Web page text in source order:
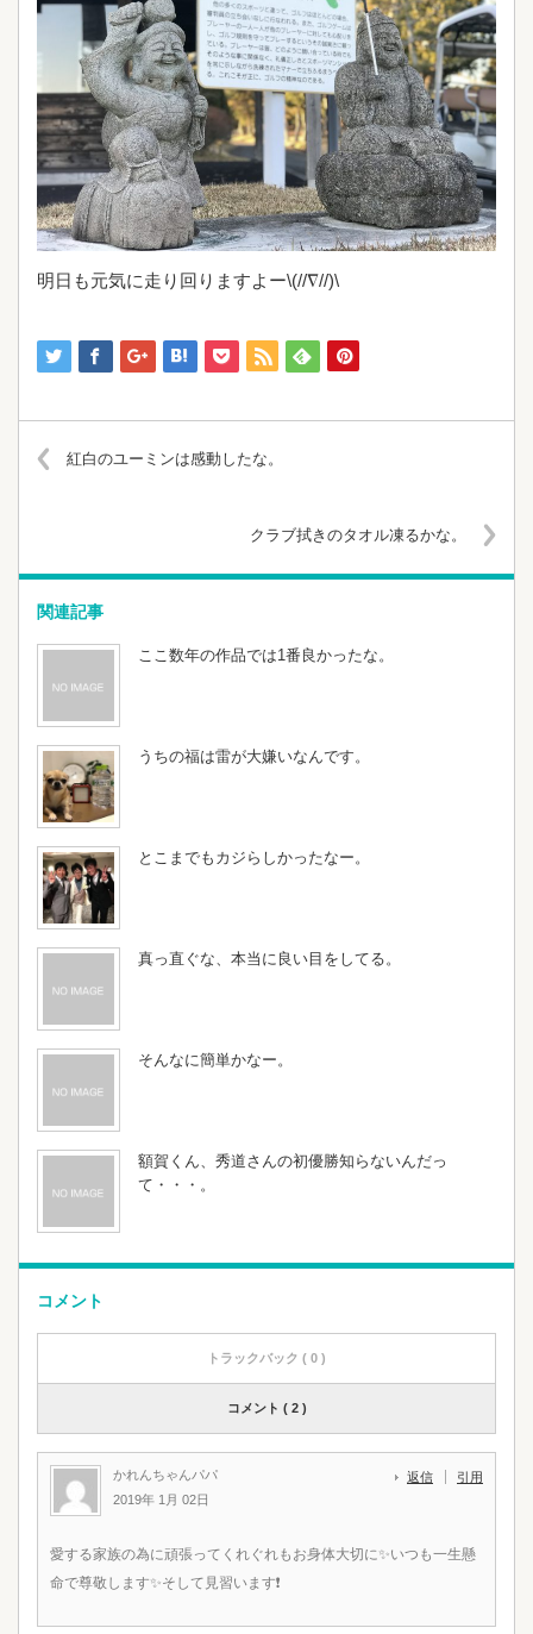
明日も元気に走り回りますよー\(//∇//)\
紅白のユーミンは感動したな。
クラブ拭きのタオル凍るかな。
関連記事
ここ数年の作品では1番良かったな。
うちの福は雷が大嫌いなんです。
とこまでもカジらしかったなー。
真っ直ぐな、本当に良い目をしてる。
そんなに簡単かなー。
額賀くん、秀道さんの初優勝知らないんだっ
て・・・。
コメント
トラックバック ( 0 )
コメント ( 2 )
かれんちゃんパパ
2019年 1月 02日
返信 引用
愛する家族の為に頑張ってくれぐれもお身体大切に✨いつも一生懸
命で尊敬します✨そして見習います❗